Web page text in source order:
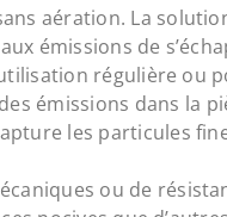
aération. La
émissions de
régulière ou
émissions dans la
les particules
ou de